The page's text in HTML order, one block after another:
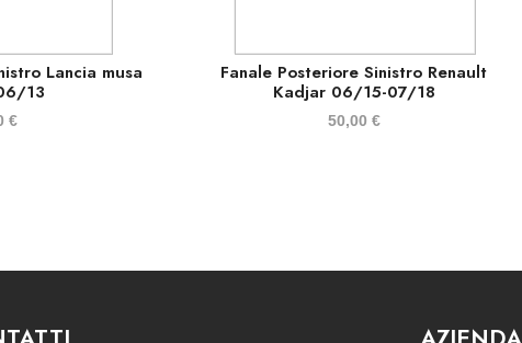
Lancia musa
13
€
Fanale Posteriore Sinistro Renault
Kadjar 06/15-07/18
50,00 €